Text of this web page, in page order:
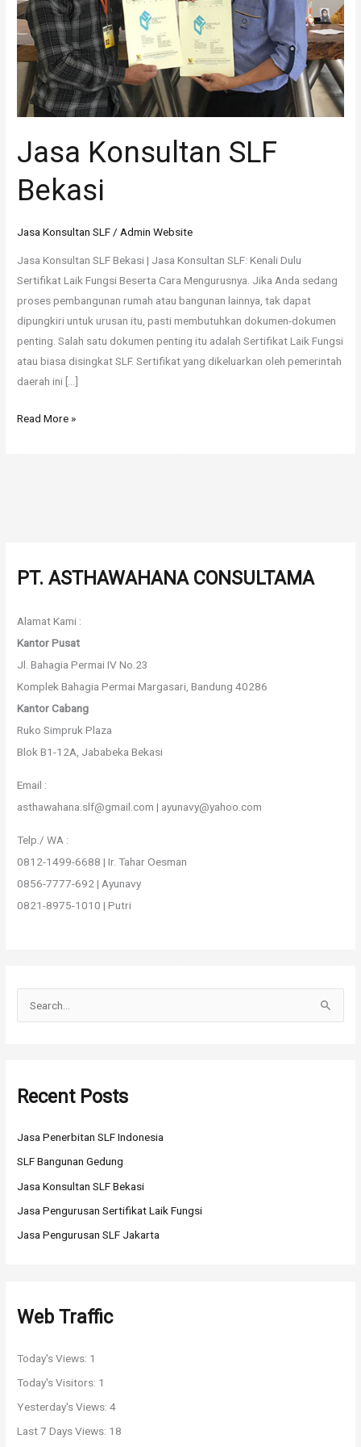
Jasa Konsultan SLF
Bekasi
Jasa Konsultan SLF / Admin Website
Jasa Konsultan SLF Bekasi | Jasa Konsultan SLF: Kenali Dulu
Sertifikat Laik Fungsi Beserta Cara Mengurusnya. Jika Anda sedang
proses pembangunan rumah atau bangunan lainnya, tak dapat
dipungkiri untuk urusan itu, pasti membutuhkan dokumen-dokumen
penting. Salah satu dokumen penting itu adalah Sertifikat Laik Fungsi
atau biasa disingkat SLF. Sertifikat yang dikeluarkan oleh pemerintah
daerah ini […]
Read More »
PT. ASTHAWAHANA CONSULTAMA
Alamat Kami :
Kantor Pusat
Jl. Bahagia Permai IV No.23
Komplek Bahagia Permai Margasari, Bandung 40286
Kantor Cabang
Ruko Simpruk Plaza
Blok B1-12A, Jababeka Bekasi
Email :
asthawahana.slf@gmail.com | ayunavy@yahoo.com
Telp./ WA :
0812-1499-6688 | Ir. Tahar Oesman
0856-7777-692 | Ayunavy
0821-8975-1010 | Putri
c
f
o
Recent Posts
Jasa Penerbitan SLF Indonesia
SLF Bangunan Gedung
Jasa Konsultan SLF Bekasi
Jasa Pengurusan Sertifikat Laik Fungsi
Jasa Pengurusan SLF Jakarta
Web Traffic
Today's Views: 1
Today's Visitors: 1
Yesterday's Views:4
Last 7 Days Views: 18